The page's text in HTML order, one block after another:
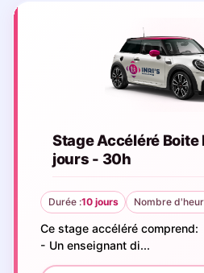
Stage Accéléré Boite
jours - 30h
Durée :10 jours Nombre
Ce stage accéléré comprend:
- Un enseignant di...